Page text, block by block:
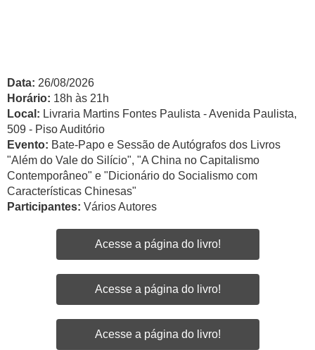
Data: 26/08/2026
Horário: 18h às 21h
Local: Livraria Martins Fontes Paulista - Avenida Paulista,
509 - Piso Auditório
Evento: Bate-Papo e Sessão de Autógrafos dos Livros
"Além do Vale do Silício", "A China no Capitalismo
Contemporâneo" e "Dicionário do Socialismo com
Características Chinesas"
Participantes: Vários Autores
Acesse a página do livro!
Acesse a página do livro!
Acesse a página do livro!